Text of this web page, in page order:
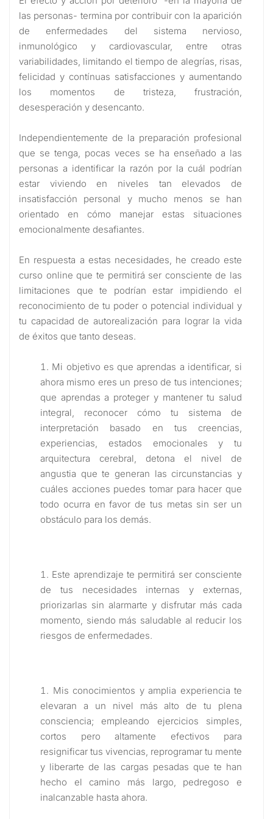
las personas- termina por contribuir con la aparición
de enfermedades del sistema nervioso,
inmunológico y cardiovascular, entre otras
variabilidades, limitando el tiempo de alegrías, risas,
felicidad y contínuas satisfacciones y aumentando
los momentos de tristeza, frustración,
desesperación y desencanto.
Independientemente de la preparación profesional
que se tenga, pocas veces se ha enseñado a las
personas a identificar la razón por la cuál podrían
estar viviendo en niveles tan elevados de
insatisfacción personal y mucho menos se han
orientado en cómo manejar estas situaciones
emocionalmente desafiantes.
En respuesta a estas necesidades, he creado este
curso online que te permitirá ser consciente de las
limitaciones que te podrían estar impidiendo el
reconocimiento de tu poder o potencial individual y
tu capacidad de autorealización para lograr la vida
de éxitos que tanto deseas.
Mi objetivo es que aprendas a identificar, si
ahora mismo eres un preso de tus intenciones;
que aprendas a proteger y mantener tu salud
integral, reconocer cómo tu sistema de
interpretación basado en tus creencias,
experiencias, estados emocionales y tu
arquitectura cerebral, detona el nivel de
angustia que te generan las circunstancias y
cuáles acciones puedes tomar para hacer que
todo ocurra en favor de tus metas sin ser un
obstáculo para los demás.
Este aprendizaje te permitirá ser consciente
de tus necesidades internas y externas,
priorizarlas sin alarmarte y disfrutar más cada
momento, siendo más saludable al reducir los
riesgos de enfermedades.
Mis conocimientos y amplia experiencia te
elevaran a un nivel más alto de tu plena
consciencia; empleando ejercicios simples,
cortos pero altamente efectivos para
resignificar tus vivencias, reprogramar tu mente
y liberarte de las cargas pesadas que te han
hecho el camino más largo, pedregoso e
inalcanzable hasta ahora.